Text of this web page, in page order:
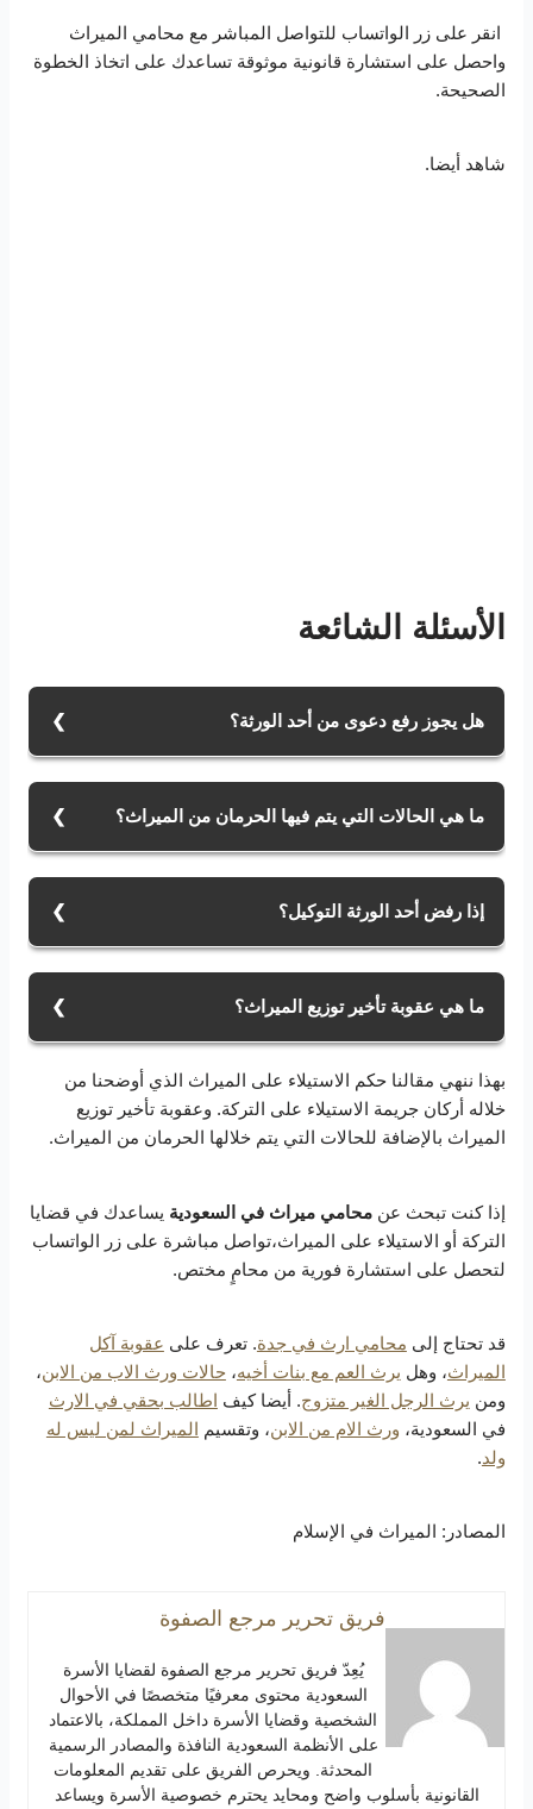
انقر على زر الواتساب للتواصل المباشر مع محامي الميراث
واحصل على استشارة قانونية موثوقة تساعدك على اتخاذ الخطوة
الصحيحة.
شاهد أيضا.
الأسئلة الشائعة
هل يجوز رفع دعوى من أحد الورثة؟
أحد الورثة.
ما هي الحالات التي يتم فيها الحرمان من الميراث؟
مورثه.
إذا رفض أحد الورثة التوكيل؟
من توكيل أكثر من شخص بقضايا الميراث.
ما هي عقوبة تأخير توزيع الميراث؟
السعودية من سعى عمداً لتأخير قسمة الميراث يحال للنيابة
العامة لتتخذ بحقه الإجراءات المناسبة. ويمكن أن يتم فرض
عقوبات جنائية، تصل للسجن بحسب ما تراه المحكمة
بهذا ننهي مقالنا حكم الاستيلاء على الميراث الذي أوضحنا من
خلاله أركان جريمة الاستيلاء على التركة. وعقوبة تأخير توزيع
الميراث بالإضافة للحالات التي يتم خلالها الحرمان من الميراث.
إذا كنت تبحث عنمحامي ميراث في السعودية يساعدك في قضايا
التركة أو الاستيلاء على الميراث،تواصل مباشرة على زر الواتساب
لتحصل على استشارة فورية من محامٍ مختص.
قد تحتاج إلى محامي ارث في جدة. تعرف على عقوبة آكل
الميراث، وهل يرث العم مع بنات أخيه، حالات ورث الاب من الابن،
ومن يرث الرجل الغير متزوج. أيضا كيف اطالب بحقي في الارث
في السعودية، ورث الام من الابن، وتقسيم الميراث لمن ليس له
ولد.
المصادر: الميراث في الإسلام
فريق تحرير مرجع الصفوة
يُعِدّ فريق تحرير مرجع الصفوة لقضايا الأسرة
السعودية محتوى معرفيًا متخصصًا في الأحوال
الشخصية وقضايا الأسرة داخل المملكة، بالاعتماد
على الأنظمة السعودية النافذة والمصادر الرسمية
المحدثة. ويحرص الفريق على تقديم المعلومات
القانونية بأسلوب واضح ومحايد يحترم خصوصية الأسرة ويساعد